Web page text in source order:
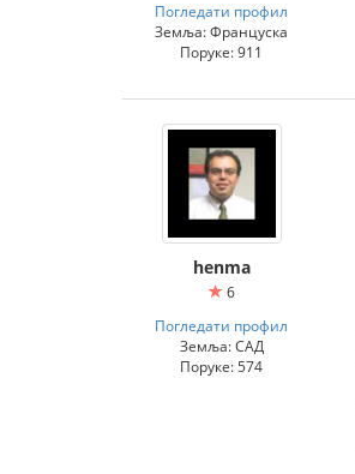
Погледати профил
Земља: Француска
Поруке: 911
henma
6
Погледати профил
Земља: САД
Поруке: 574